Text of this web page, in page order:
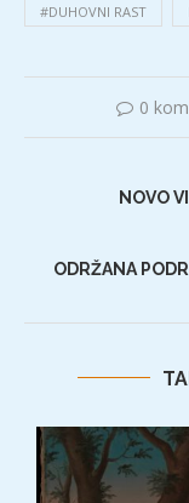
#DUHOVNI RAST
0
NOVO
ODRŽANA